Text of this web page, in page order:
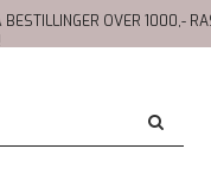
BESTILLINGER OVER 1000,-